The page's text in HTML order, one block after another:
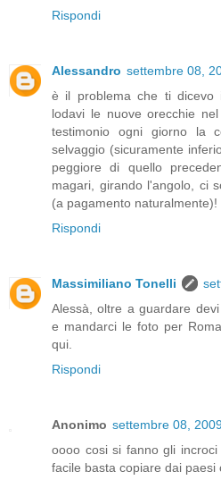
Rispondi
Alessandro settembre 08,
è il problema che ti dicevo
lodavi le nuove orecchie
testimonio ogni giorno la
selvaggio (sicuramente
peggiore di quello
magari, girando l'angolo, ci
(a pagamento naturalmente)!
Rispondi
Massimiliano Tonelli
Alessà, oltre a guardare
e mandarci le foto per
qui.
Rispondi
Anonimo settembre 08,
oooo cosi si fanno gli
facile basta copiare dai paesi